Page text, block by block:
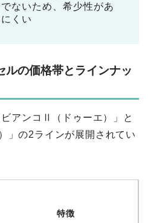
ないため、希少性があ
くい
ルの価格帯とラインナッ
アンコⅡ（ドゥーエ）」と
」の2ラインが展開されてい
特徴